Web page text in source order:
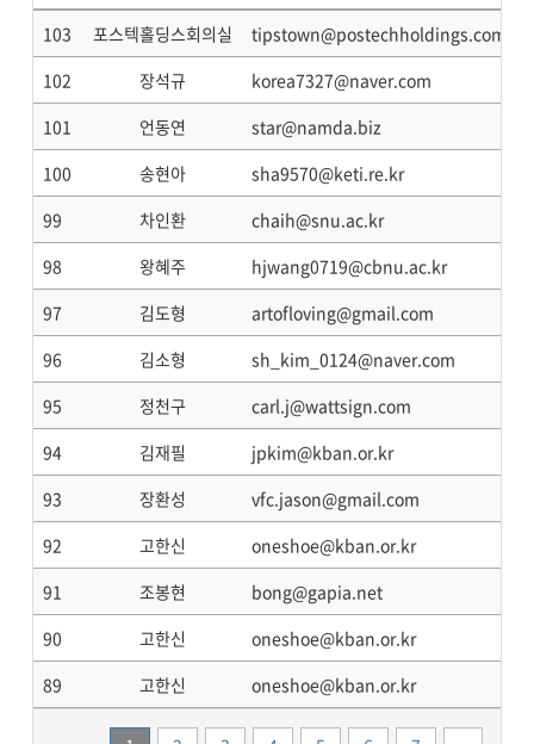
103
포스텍홀딩스회의실 tipstown@postechholdings.com
102
장석규 korea7327@naver.com
101
언동연 star@namda.biz
100
송현아 sha9570@keti.re.kr
99
차인환 chaih@snu.ac.kr
98
왕혜주 hjwang0719@cbnu.ac.kr
97
김도형 artofloving@gmail.com
96
김소형 sh_kim_0124@naver.com
95
정천구 carl.j@wattsign.com
94
김재필 jpkim@kban.or.kr
93
장환성 vfc.jason@gmail.com
92
고한신 oneshoe@kban.or.kr
91
조봉현 bong@gapia.net
90
고한신 oneshoe@kban.or.kr
89
고한신 oneshoe@kban.or.kr